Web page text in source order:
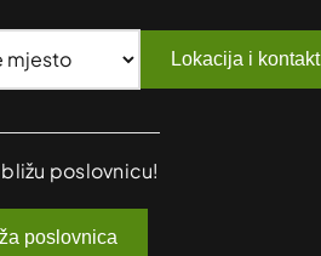
Lokacija i kontakt
poslovnicu!
poslovnica